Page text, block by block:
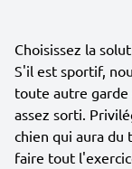
Choisissez la
S'il est sportif,
toute autre garde
assez sorti.
chien qui aura
faire tout